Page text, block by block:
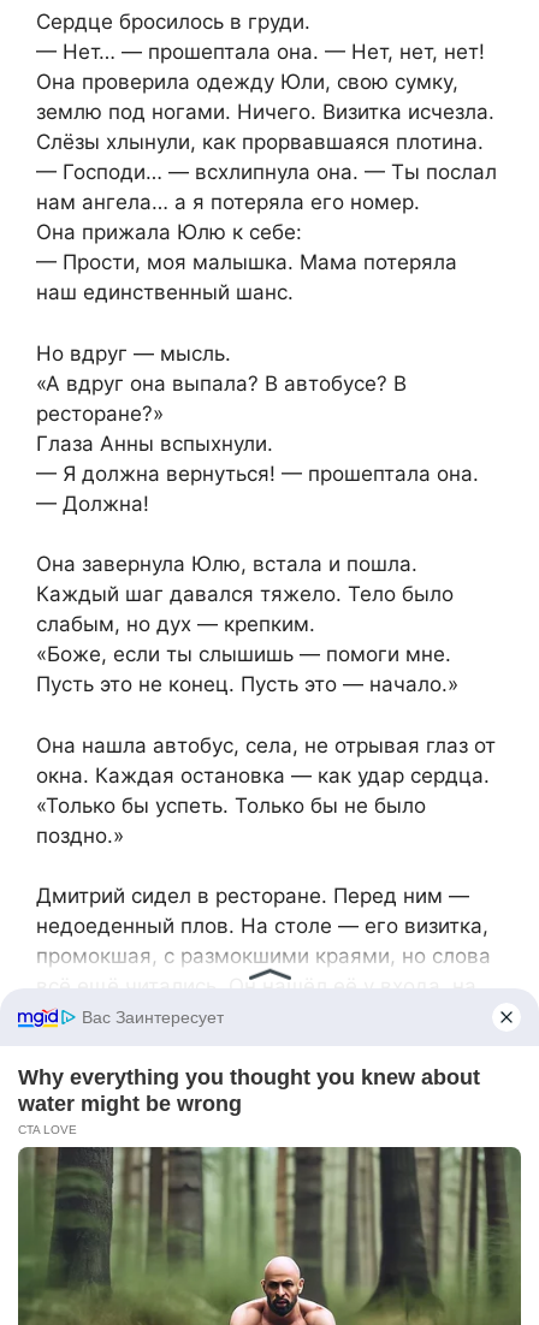
Сердце бросилось в груди.
— Нет… — прошептала она. — Нет, нет, нет!
Она проверила одежду Юли, свою сумку,
землю под ногами. Ничего. Визитка исчезла.
Слёзы хлынули, как прорвавшаяся плотина.
— Господи… — всхлипнула она. — Ты послал
нам ангела… а я потеряла его номер.
Она прижала Юлю к себе:
— Прости, моя малышка. Мама потеряла
наш единственный шанс.
Но вдруг — мысль.
«А вдруг она выпала? В автобусе? В
ресторане?»
Глаза Анны вспыхнули.
— Я должна вернуться! — прошептала она.
— Должна!
Она завернула Юлю, встала и пошла.
Каждый шаг давался тяжело. Тело было
слабым, но дух — крепким.
«Боже, если ты слышишь — помоги мне.
Пусть это не конец. Пусть это — начало.»
Она нашла автобус, села, не отрывая глаз от
окна. Каждая остановка — как удар сердца.
«Только бы успеть. Только бы не было
поздно.»
Дмитрий сидел в ресторане. Перед ним —
недоеденный плов. На столе — его визитка,
промокшая, с размокшими краями, но слова
всё ещё читались. Он нашёл её у входа, на
мокрой земле.
Он не знал. Но что-то внутри говорило: «Не
верь худшему.»
Он посмотрел на часы. Уже пять часов.
— Поехали обратно, — сказал он водителю.
Машина тронулась. Через тёмные стёкла он
не увидел её.
А она, в этот самый момент, была в десяти